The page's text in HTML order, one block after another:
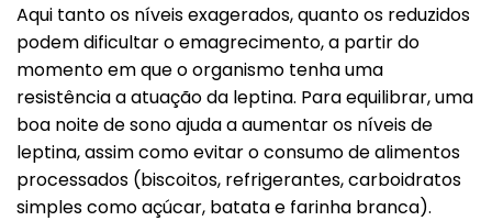
Aqui tanto os níveis exagerados, quanto os reduzidos
podem dificultar o emagrecimento, a partir do
momento em que o organismo tenha uma
resistência a atuação da leptina. Para equilibrar, uma
boa noite de sono ajuda a aumentar os níveis de
leptina, assim como evitar o consumo de alimentos
processados (biscoitos, refrigerantes, carboidratos
simples como açúcar, batata e farinha branca).